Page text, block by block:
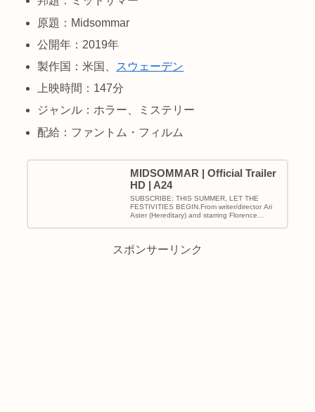
原題：Midsommar
公開年：2019年
製作国：米国、
スウェーデン
上映時間：147分
ジャンル：ホラー、ミステリー
配給：ファントム・フィルム
MIDSOMMAR | Official Trailer
HD | A24
SUBSCRIBE: THIS SUMMER, LET THE
FESTIVITIES BEGIN.From writer/director Ari
Aster (Hereditary) and starring Florence
スポンサーリンク